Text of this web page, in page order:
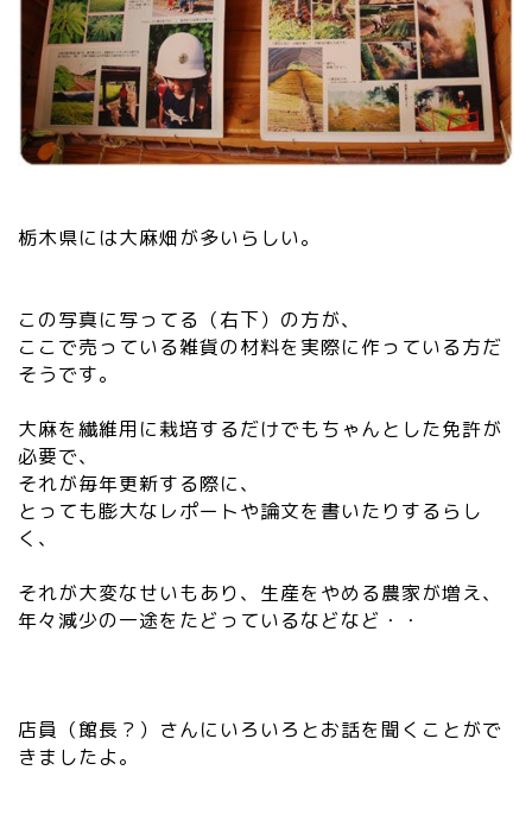
栃木県には大麻畑が多いらしい。
この写真に写ってる（右下）の方が、
ここで売っている雑貨の材料を実際に作っている方だ
そうです。
大麻を繊維用に栽培するだけでもちゃんとした免許が
必要で、
それが毎年更新する際に、
とっても膨大なレポートや論文を書いたりするらし
く、
それが大変なせいもあり、生産をやめる農家が増え、
年々減少の一途をたどっているなどなど・・
店員（館長？）さんにいろいろとお話を聞くことがで
きましたよ。